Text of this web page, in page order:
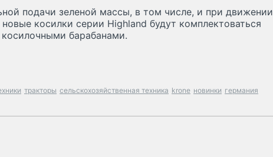
подачи зеленой массы, в том числе, и при движении
косилки серии Highland будут комплектоваться
барабанами.
тракторы сельскохозяйственная техника krone новинки германия